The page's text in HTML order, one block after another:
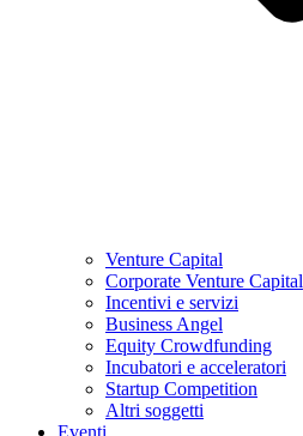
Venture Capital
Corporate Venture Capital
Incentivi e servizi
Business Angel
Equity Crowdfunding
Incubatori e acceleratori
Startup Competition
Altri soggetti